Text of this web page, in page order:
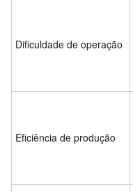
Dificuldade de operação
Eficiência de produção